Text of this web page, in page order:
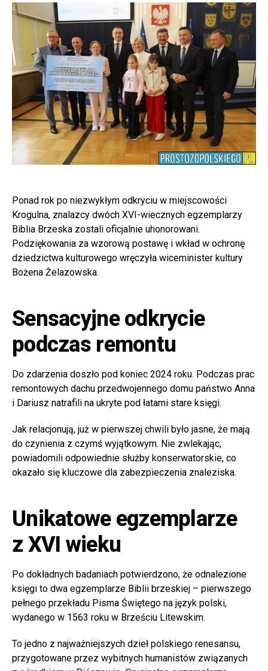
Ponad rok po niezwykłym odkryciu w miejscowości
Krogulna, znalazcy dwóch XVI-wiecznych egzemplarzy
Biblia Brzeska zostali oficjalnie uhonorowani.
Podziękowania za wzorową postawę i wkład w ochronę
dziedzictwa kulturowego wręczyła wiceminister kultury
Bożena Żelazowska.
Sensacyjne odkrycie
podczas remontu
Do zdarzenia doszło pod koniec 2024 roku. Podczas prac
remontowych dachu przedwojennego domu państwo Anna
i Dariusz natrafili na ukryte pod łatami stare księgi.
Jak relacjonują, już w pierwszej chwili było jasne, że mają
do czynienia z czymś wyjątkowym. Nie zwlekając,
powiadomili odpowiednie służby konserwatorskie, co
okazało się kluczowe dla zabezpieczenia znaleziska.
Unikatowe egzemplarze
z XVI wieku
Po dokładnych badaniach potwierdzono, że odnalezione
księgi to dwa egzemplarze Biblii brzeskiej – pierwszego
pełnego przekładu Pisma Świętego na język polski,
wydanego w 1563 roku w Brześciu Litewskim.
To jedno z najważniejszych dzieł polskiego renesansu,
przygotowane przez wybitnych humanistów związanych